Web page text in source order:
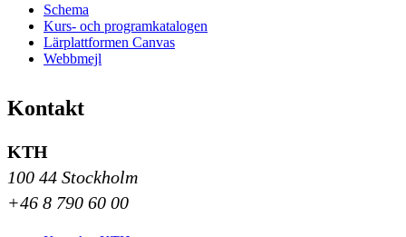
Schema
Kurs- och programkatalogen
Lärplattformen Canvas
Webbmejl
Kontakt
KTH
100 44 Stockholm
+46 8 790 60 00